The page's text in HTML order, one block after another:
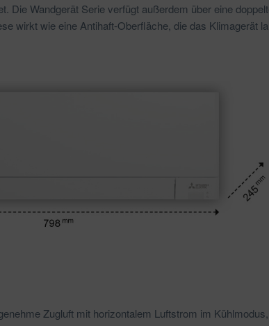
Die Wandgerät Serie verfügt außerdem über eine
wirkt wie eine Antihaft-Oberfläche, die das Klimagerät
Zugluft mit horizontalem Luftstrom im